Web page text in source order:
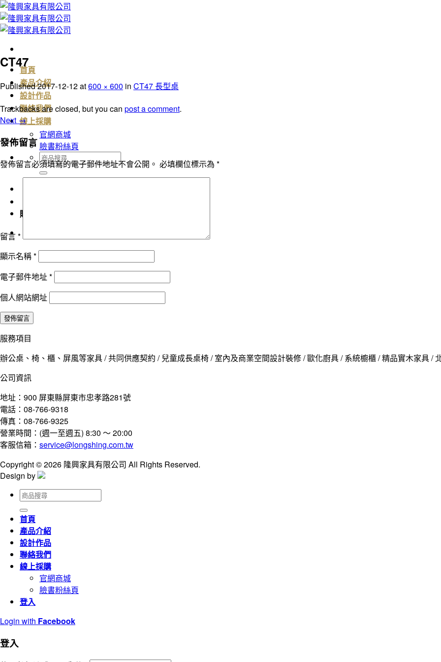
Skip
to
content
首頁
產品介紹
設計作品
聯絡我們
線上採購
官網商城
臉書粉絲頁
搜
尋
關
購物車
CT47
Published2017-12-12at600 × 600 in CT47 長型桌
Trackbacks are closed, but you can post a comment.
Next →
發佈留言
發佈留言必須填寫的電子郵件地址不會公開。 必填欄位標示為 *
留言*
顯示名稱*
電子郵件地址*
個人網站網址
服務項目
辦公桌、椅、櫃、屏風等家具 / 共同供應契約 / 兒童成長桌椅 / 室內及商業空間設計裝修 / 歐化廚具 / 系統櫥櫃 / 精品實木家具 /
公司資訊
地址：900 屏東縣屏東市忠孝路281號
電話：08-766-9318
傳真：08-766-9325
營業時間：(週一至週五) 8:30 ～ 20:00
客服信箱： service@longshing.com.tw
Copyright © 2026 隆興家具有限公司 All Rights Reserved.
Design by
搜
尋
關
鍵
字:
首頁
產品介紹
設計作品
聯絡我們
線上採購
官網商城
臉書粉絲頁
登入
Login with Facebook
登入